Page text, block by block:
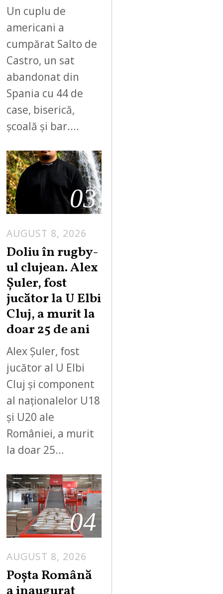
Un cuplu de
americani a
cumpărat Salto de
Castro, un sat
abandonat din
Spania cu 44 de
case, biserică,
școală și bar.…
03
AUGUST 8, 2026
Doliu în rugby-
ul clujean. Alex
Șuler, fost
jucător la U Elbi
Cluj, a murit la
doar 25 de ani
Alex Șuler, fost
jucător al U Elbi
Cluj și component
al naționalelor U18
și U20 ale
României, a murit
la doar 25…
04
AUGUST 8, 2026
Poșta Română